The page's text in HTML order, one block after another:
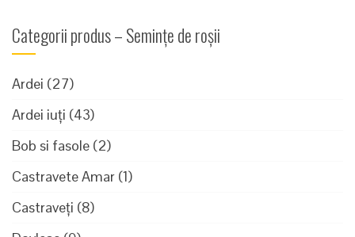
Categorii produs – Semințe de roșii
Ardei (27)
Ardei iuți (43)
Bob si fasole (2)
Castravete Amar (1)
Castraveți (8)